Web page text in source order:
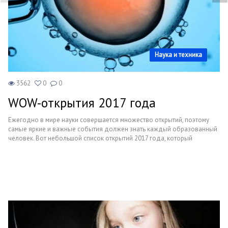
Образование
Культура
Авто, мото
Знаменитости
Статьи
Красота и здоровье
Наука и техника
3562 0 0
WOW-открытия 2017 года
Ежегодно в мире науки совершается множество открытий, поэтому
самые яркие и важные события должен знать каждый образованный
человек. Вот небольшой список открытий 2017 года, который